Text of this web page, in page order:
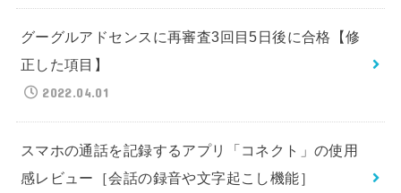
グーグルアドセンスに再審査3回目5日後に合格【修
正した項目】
2022.04.01
スマホの通話を記録するアプリ「コネクト」の使用
感レビュー［会話の録音や文字起こし機能］